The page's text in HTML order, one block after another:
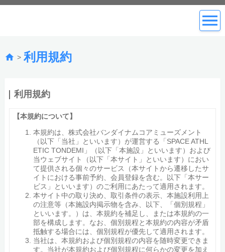
> 利用規約
利用規約
【本規約について】
本規約は、株式会社バンダイナムコアミューズメント
（以下「当社」といいます）が運営する「SPACE ATHL
ETIC TONDEMI」（以下「本施設」といいます）および
当ウェブサイト（以下「本サイト」といいます）におい
て提供される個々のサービス（本サイトから遷移したサ
イトにおける事前予約、会員登録を含む。以下「本サー
ビス」といいます）のご利用にあたって適用されます。
本サイト中の取り決め、取引条件の表示、本施設利用上
の注意等（本施設内掲示物を含み、以下、「個別規程」
といいます。）は、本規約を補足し、または本規約の一
部を構成します。なお、個別規程と本規約の内容が矛盾
抵触する場合には、個別規程が優先して適用されます。
当社は、本規約および個別規程の内容を随時変更できま
す。当社が本規約および個別規程に何らかの変更を加え